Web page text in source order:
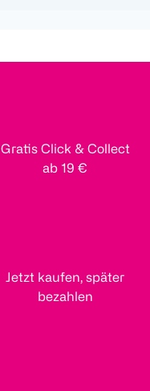
Gratis Click & Collect
ab 19 €
Jetzt kaufen, später
bezahlen